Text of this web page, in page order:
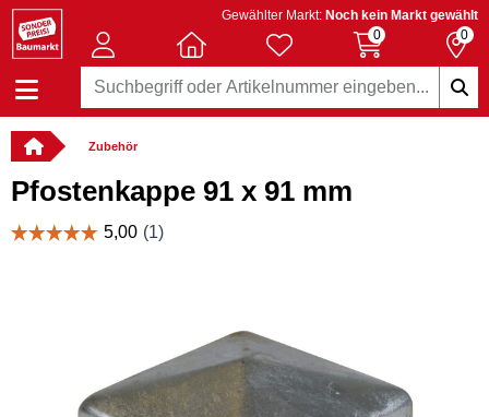
Gewählter Markt: Noch kein Markt gewählt
0
0
Zubehör
Pfostenkappe 91 x 91 mm